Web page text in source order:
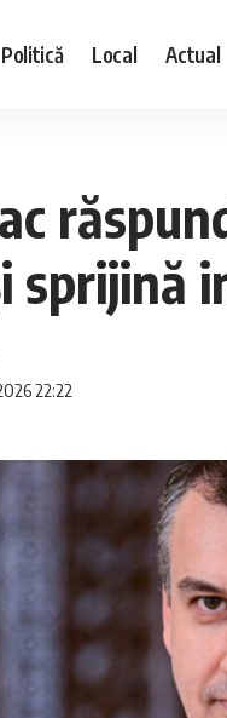
Politică Local Actual
sprijină
22:22